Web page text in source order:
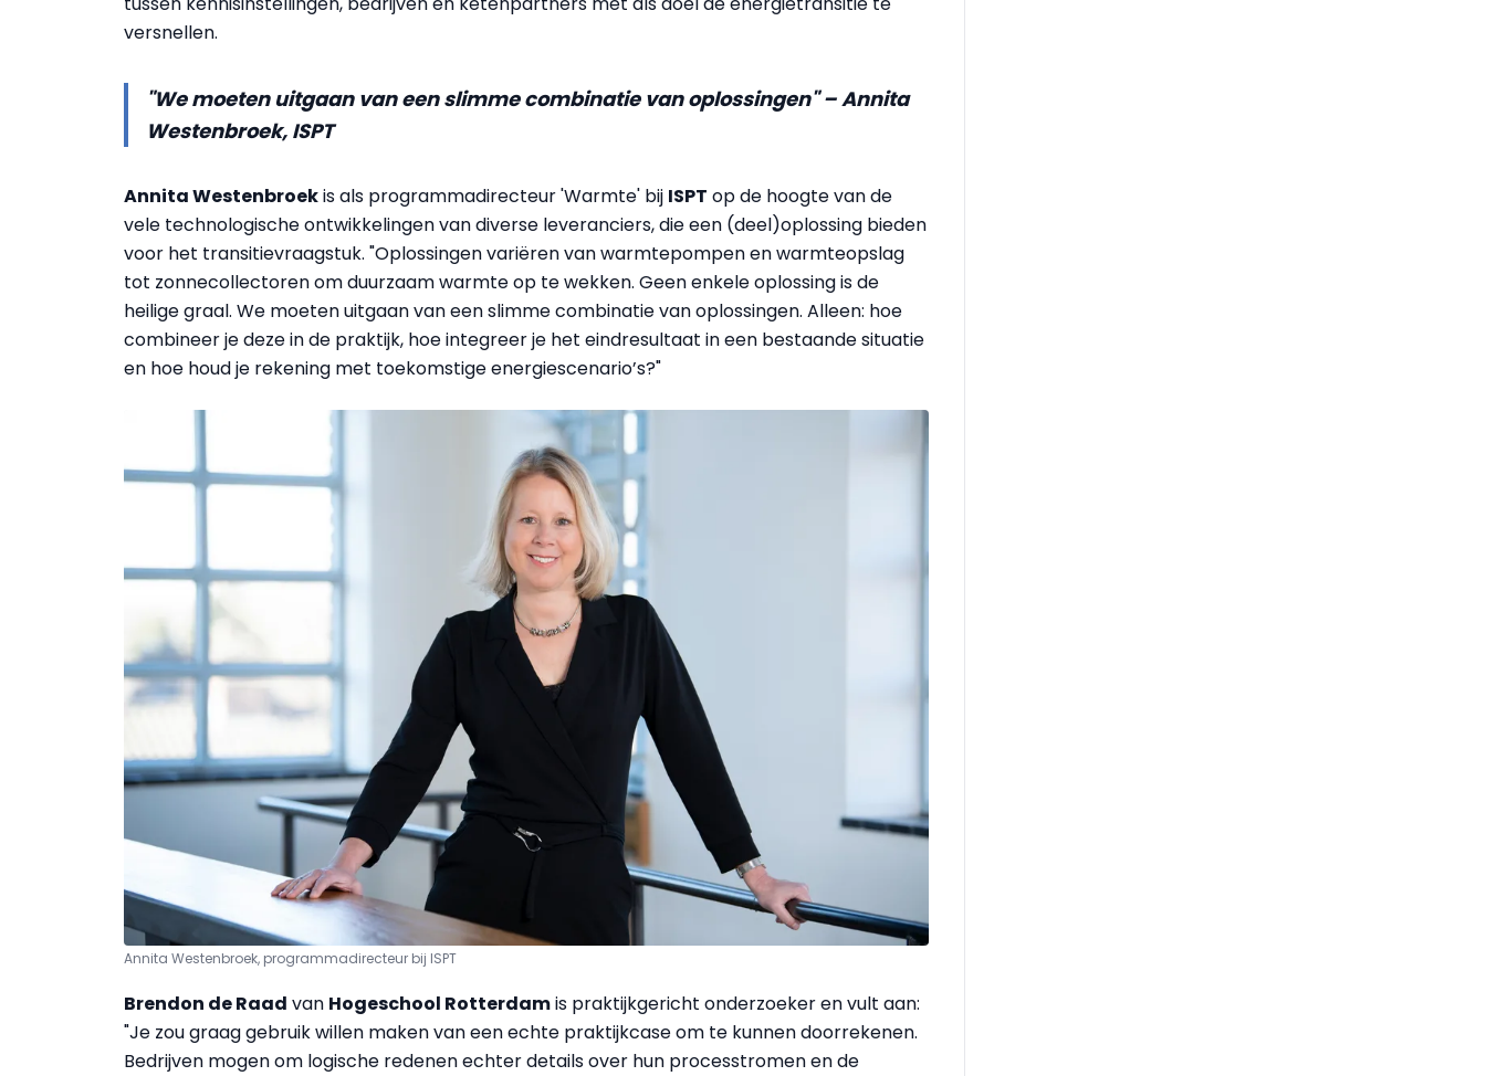
versnellen.
"We moeten uitgaan van een slimme combinatie van oplossingen" – Annita
Westenbroek, ISPT
Annita Westenbroekis als programmadirecteur 'Warmte' bij ISPT op de hoogte van de
vele technologische ontwikkelingen van diverse leveranciers, die een (deel)oplossing bieden
voor het transitievraagstuk. "Oplossingen variëren van warmtepompen en warmteopslag
tot zonnecollectoren om duurzaam warmte op te wekken. Geen enkele oplossing is de
heilige graal. We moeten uitgaan van een slimme combinatie van oplossingen. Alleen: hoe
combineer je deze in de praktijk, hoe integreer je het eindresultaat in een bestaande situatie
en hoe houd je rekening met toekomstige energiescenario’s?"
Annita Westenbroek, programmadirecteur bij ISPT
Brendon de Raad van Hogeschool Rotterdamis praktijkgericht onderzoeker en vult aan:
"Je zou graag gebruik willen maken van een echte praktijkcase om te kunnen doorrekenen.
Bedrijven mogen om logische redenen echter details over hun processtromen en de